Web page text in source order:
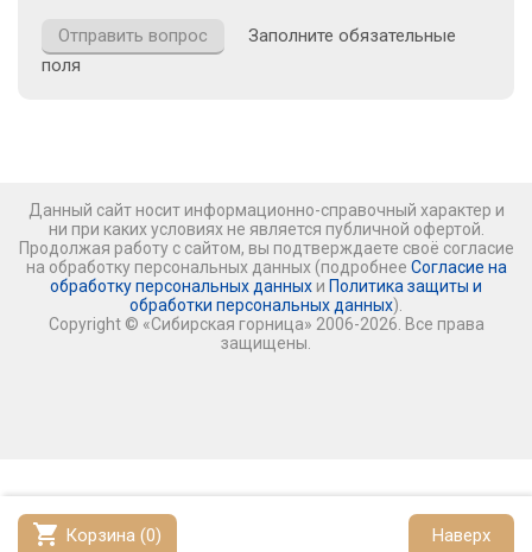
shopping_cart Корзина (0) Наверх
Заполните обязательные
поля
Данный сайт носит информационно-справочный характер и
ни при каких условиях не является публичной офертой.
Продолжая работу с сайтом, вы подтверждаете своё согласие
на обработку персональных данных (подробнее Согласие на
обработку персональных данных и Политика защиты и
обработки персональных данных).
Copyright © «Сибирская горница» 2006-2026. Все права
защищены.